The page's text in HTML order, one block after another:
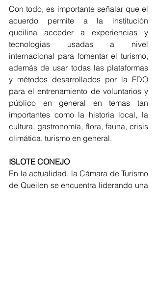
Con todo, es importante señalar que el
acuerdo permite a la institución
queilina acceder a experiencias y
tecnologias usadas a nivel
internacional para fomentar el turismo,
además de usar todas las plataformas
y métodos desarrollados por la FDO
para el entrenamiento de voluntarios y
público en general en temas tan
importantes como la historia local, la
cultura, gastronomía, flora, fauna, crisis
climática, turismo en general.
ISLOTE CONEJO
En la actualidad, la Cámara de Turismo
de Queilen se encuentra liderando una